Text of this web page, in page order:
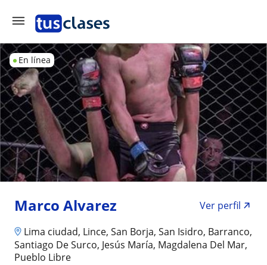
En línea
Marco Alvarez
Ver perfil
Lima ciudad, Lince, San Borja, San Isidro, Barranco,
Santiago De Surco, Jesús María, Magdalena Del Mar,
Pueblo Libre